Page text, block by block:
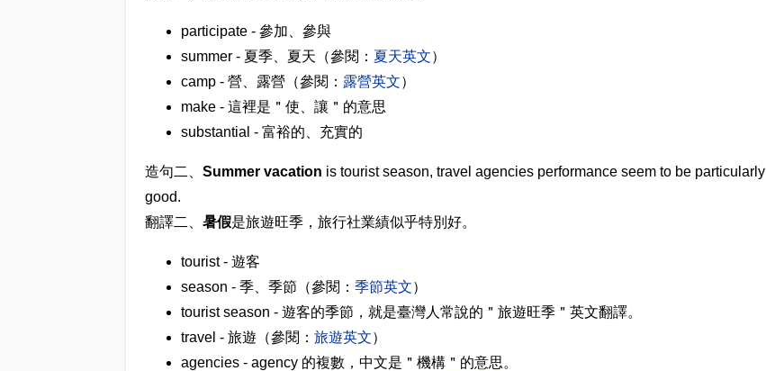
participate - 參加、參與
summer - 夏季、夏天（參閱： 夏天英文）
camp - 營、露營（參閱： 露營英文）
make - 這裡是＂使、讓＂的意思
substantial - 富裕的、充實的
造句二、 Summer vacation is tourist season, travel agencies performance seem to be particularly
good.
翻譯二、 暑假是旅遊旺季，旅行社業績似乎特別好。
tourist - 遊客
season - 季、季節（參閱： 季節英文）
tourist season - 遊客的季節，就是臺灣人常說的＂旅遊旺季＂英文翻譯。
travel - 旅遊（參閱： 旅遊英文）
agencies - agency 的複數，中文是＂機構＂的意思。